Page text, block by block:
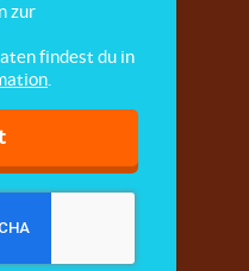
zur
findest du in